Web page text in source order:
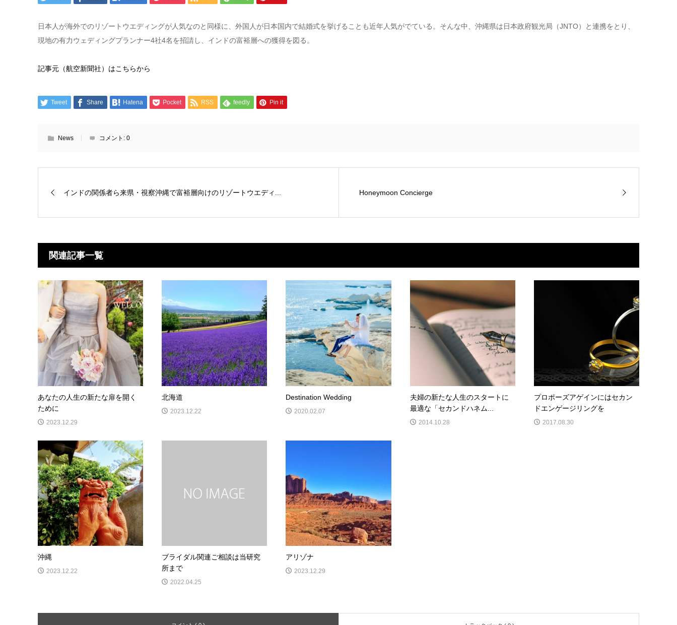
日本人が海外でのリゾートウエディングが人気なのと同様に、外国人が日本国内で結婚式を挙げることも近年人気がでている。そんな中、沖縄県は日本政府観光局（JNTO）と連携をとり、
現地の有力ウェディングプランナー4社4名を招請し、インドの富裕層への獲得を図る。
記事元（航空新聞社）はこちらから
Tweet Share Hatena Pocket RSS feedly Pin it
News コメント: 0
インドの関係者ら来県・視察沖縄で富裕層向けのリゾートウエディ... Honeymoon Concierge
関連記事一覧
あなたの人生の新たな扉を開く
ために
2023.12.29
北海道
2023.12.22
Destination Wedding
2020.02.07
夫婦の新たな人生のスタートに
最適な「セカンドハネム...
2014.10.28
プロポーズアゲインにはセカン
ドエンゲージリングを
2017.08.30
沖縄
2023.12.22
ブライダル関連ご相談は当研究
所まで
2022.04.25
アリゾナ
2023.12.29